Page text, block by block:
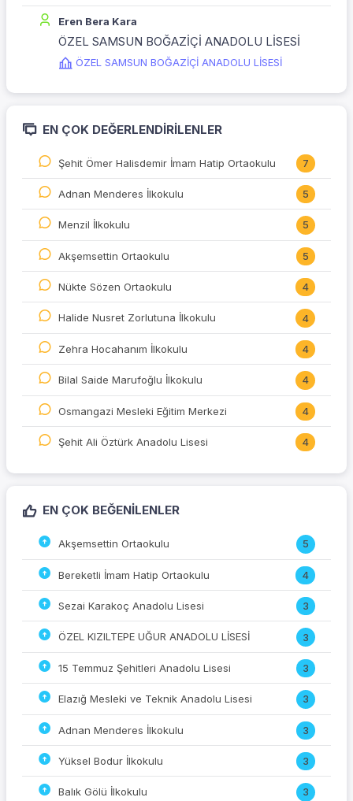
Eren Bera Kara
ÖZEL SAMSUN BOĞAZİÇİ ANADOLU LİSESİ
ÖZEL SAMSUN BOĞAZİÇİ ANADOLU LİSESİ
EN ÇOK DEĞERLENDIRILENLER
Şehit Ömer Halisdemir İmam Hatip Ortaokulu 7
Adnan Menderes İlkokulu 5
Menzil İlkokulu 5
Akşemsettin Ortaokulu 5
Nükte Sözen Ortaokulu 4
Halide Nusret Zorlutuna İlkokulu 4
Zehra Hocahanım İlkokulu 4
Bilal Saide Marufoğlu İlkokulu 4
Osmangazi Mesleki Eğitim Merkezi 4
Şehit Ali Öztürk Anadolu Lisesi 4
EN ÇOK BEĞENILENLER
Akşemsettin Ortaokulu 5
Bereketli İmam Hatip Ortaokulu 4
Sezai Karakoç Anadolu Lisesi 3
ÖZEL KIZILTEPE UĞUR ANADOLU LİSESİ 3
15 Temmuz Şehitleri Anadolu Lisesi 3
Elazığ Mesleki ve Teknik Anadolu Lisesi 3
Adnan Menderes İlkokulu 3
Yüksel Bodur İlkokulu 3
Balık Gölü İlkokulu 3